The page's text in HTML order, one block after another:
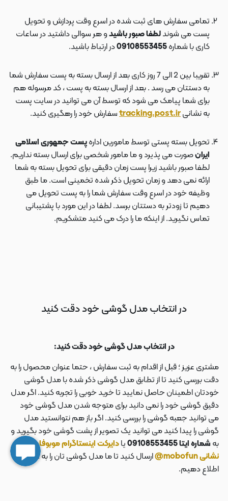
تمامی سفارش های ثبت شده در اسرع وقت پردازش و تحویل
پست می شوندلطفا صبور باشیدو هر سوالی داشتید در ساعات
کاری با شماره
در ارتباط باشید.
تقریبا بین 2 الی 7 روز کاری بعد از ارسال بسته به پست سفارش شما
به دستتان می رسد . بعد از ارسال بسته به پست ، کد مرسوله هم
برای شما پیامک می شود که توسط آن می توانید در سایت پست
به نشانیtracking.post.irسفارش خود را رهگیری کنید.
تحویل بسته پستی توسط مامورین ادارهپست جمهوری اسلامی
ایرانصورت می پذیرد و ما مامور شخصی برای ارسال بسته نداریم.
لطفا صبور باشید زیرا پست زمان دقیقی برای تحویل بسته به شما
ارائه نمی دهد و زمان تحویل ذکر شده تخمینی است. ما طبق
وظیفه خود در اسرع وقت سفارش شما را به پست تحویل می
دهیم تا زودتر به دستتان برسد. لطفا در این مورد با پشتیبانی
تماس نگیرید. از اینکه ما را درک می کنید متشکریم.
در انتخاب مدل گوشی خود دقت کنید
در انتخاب مدل گوشی خود دقت کنید:
مشتری عزیز ؛ قبل از اقدام به ثبت سفارش ، حتما عنوان محصول را به
دقت بررسی کنید تا از تطابق مدل گوشی ذکر شده با مدل گوشی
خودتان اطمینان حاصل نمایید تا خرید خوبی را تجربه کنید. اگر مدل
دقیق گوشی خود را نمی دانید برای متوجه شدن مدل گوشی خود
می توانید جعبه گوشی را بررسی کنید. اگر باز هم نتوانستید مدل
گوشی را پیدا کنید می توانید یک تصویر از پشت گوشی خود بگیرید و
به شماره ایتا 09108553455 یادایرکت اینستاگرام موبوفان به
نشانی mobofun@
ارسال کنید تا ما مدل گوشی تان را به شما
اطلاع دهیم.